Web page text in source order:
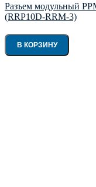
Разъем модульный
(RRP10D-RRM-3)
В КОРЗИНУ